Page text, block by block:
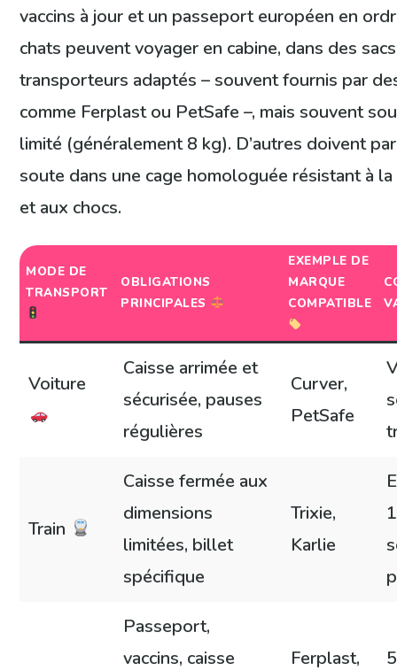
vaccins à jour et un passeport européen en
chats peuvent voyager en cabine, dans des sacs
transporteurs adaptés – souvent fournis par
comme Ferplast ou PetSafe –, mais souvent
limité (généralement 8 kg). D’autres doivent
soute dans une cage homologuée résistant à
et aux chocs.
MODE DE
TRANSPORT
OBLIGATIONS
PRINCIPALES
EXEMPLE DE
MARQUE
COMPATIBLE
Voiture
Caisse arrimée et
sécurisée, pauses
régulières
Curver,
PetSafe
Train
Caisse fermée aux
dimensions
limitées, billet
spécifique
Trixie,
Karlie
Passeport,
vaccins, caisse
Ferplast,